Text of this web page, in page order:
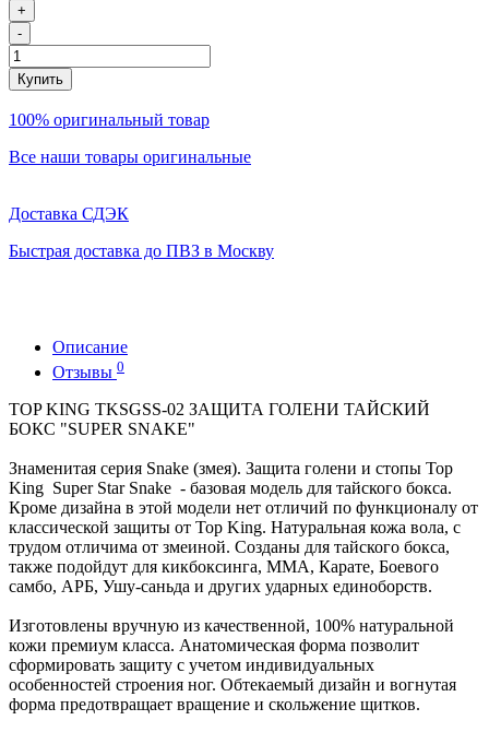
+
-
Купить
100% оригинальный товар
Все наши товары оригинальные
Доставка СДЭК
Быстрая доставка до ПВЗ в Москву
Описание
Отзывы 0
TOP KING TKSGSS-02 ЗАЩИТА ГОЛЕНИ ТАЙСКИЙ
БОКС "SUPER SNAKE"
Знаменитая серия Snake (змея). Защита голени и стопы Top
King Super Star Snake - базовая модель для тайского бокса.
Кроме дизайна в этой модели нет отличий по функционалу от
классической защиты от Top King. Натуральная кожа вола, с
трудом отличима от змеиной. Созданы для тайского бокса,
также подойдут для кикбоксинга, ММА, Карате, Боевого
самбо, АРБ, Ушу-саньда и других ударных единоборств.
Изготовлены вручную из качественной, 100% натуральной
кожи премиум класса. Анатомическая форма позволит
сформировать защиту с учетом индивидуальных
особенностей строения ног. Обтекаемый дизайн и вогнутая
форма предотвращает вращение и скольжение щитков.